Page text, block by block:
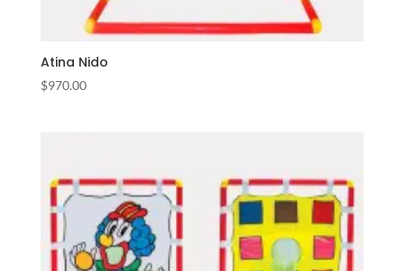
Atina Nido
$970.00